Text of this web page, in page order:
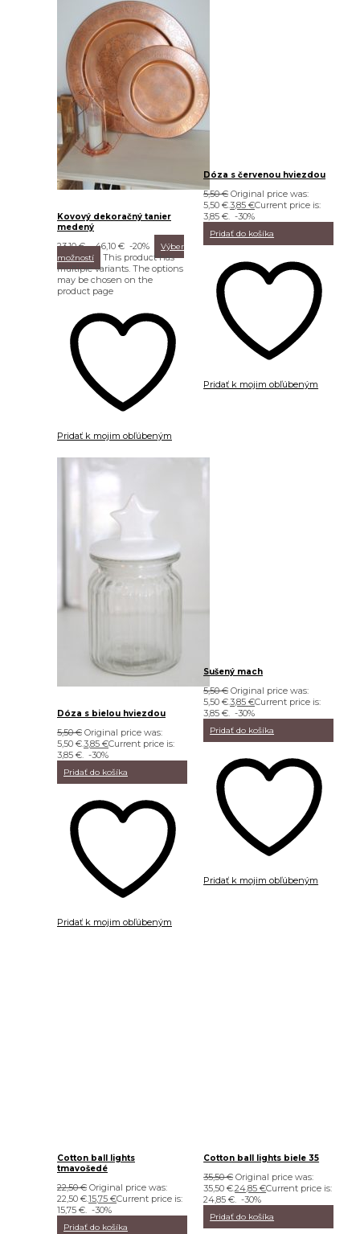
Kovový dekoračný tanier
medený
23,10€–46,10 € -20%
Výber
možností
This product has
multiple variants. The options
may be chosen on the
product page
Pridať k mojim obľúbeným
Dóza s červenou hviezdou
5,50€ Original price was:
5,50 €.3,85€Current price is:
3,85 €. -30%
Pridať do košíka
Pridať k mojim obľúbeným
Dóza s bielou hviezdou
5,50€ Original price was:
5,50 €.3,85 €Current price is:
3,85 €. -30%
Pridať do košíka
Pridať k mojim obľúbeným
Sušený mach
5,50€ Original price was:
5,50 €.3,85€Current price is:
3,85 €. -30%
Pridať do košíka
Pridať k mojim obľúbeným
Cotton ball lights
tmavošedé
22,50€ Original price was:
22,50 €.15,75 €Current price is:
15,75 €. -30%
Pridať do košíka
Cotton ball lights biele 35
35,50€ Original price was:
35,50 €.24,85€Current price is:
24,85 €. -30%
Pridať do košíka